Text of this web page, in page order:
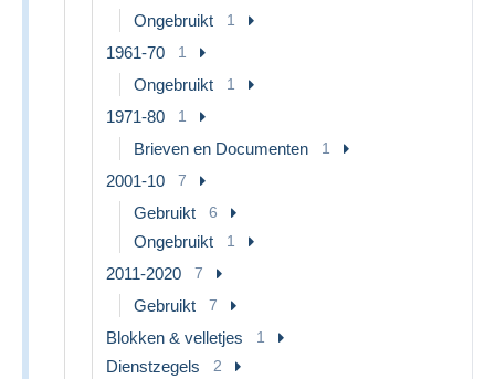
Ongebruikt 1
1961-70 1
Ongebruikt 1
1971-80 1
Brieven en Documenten 1
2001-10 7
Gebruikt 6
Ongebruikt 1
2011-2020 7
Gebruikt 7
Blokken & velletjes 1
Dienstzegels 2